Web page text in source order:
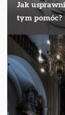
Jak
tym pomóc?